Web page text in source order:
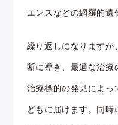
エンスなどの網羅的遺
繰り返しになりますが
断に導き、最適な治療
治療標的の発見によっ
どもに届けます。同